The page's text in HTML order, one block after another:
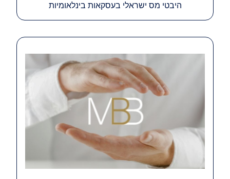
היבטי מס ישראלי בעסקאות בינלאומיות